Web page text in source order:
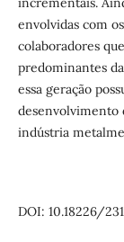
envolvidas com
colaboradores
predominantes
essa geração
desenvolvimento
indústria
DOI: 10.18226/